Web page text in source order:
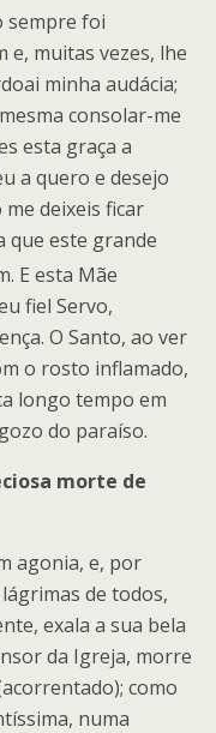
sempre foi
e, muitas vezes, lhe
minha audácia;
consolar-me
esta graça a
a quero e desejo
deixeis ficar
que este grande
E esta Mãe
fiel Servo,
O Santo, ao ver
o rosto inflamado,
longo tempo em
do paraíso.
morte de
agonia, e, por
de todos,
exala a sua bela
da Igreja, morre
como
numa